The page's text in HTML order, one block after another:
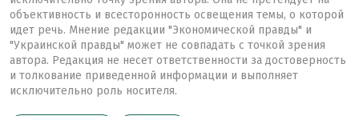
объективность и всесторонность освещения темы, о которой
идет речь. Мнение редакции "Экономической правды" и
"Украинской правды" может не совпадать с точкой зрения
автора. Редакция не несет ответственности за достоверность
и толкование приведенной информации и выполняет
исключительно роль носителя.